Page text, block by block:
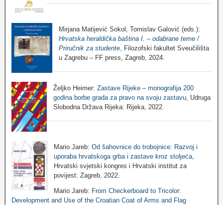
Mirjana Matijević Sokol, Tomislav Galović (eds.):
Hrvatska heraldička baština I. – odabrane teme /
Priručnik za studente, Filozofski fakultet Sveučilišta
u Zagrebu – FF press, Zagreb, 2024.
Željko Heimer: Zastave Rijeke – monografija 200
godina borbe grada za pravo na svoju zastavu, Udruga
Slobodna Država Rijeka: Rijeka, 2022.
Mario Jareb: Od šahovnice do trobojnice: Razvoj i
uporaba hrvatskoga grba i zastave kroz stoljeća,
Hrvatski svjetski kongres i Hrvatski institut za
povijest: Zagreb, 2022.
Mario Jareb: From Checkerboard to Tricolor:
Development and Use of the Croatian Coat of Arms and Flag